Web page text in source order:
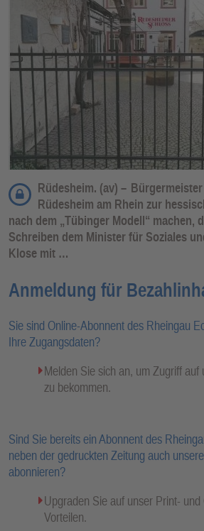
Rüdesheim. (av) –
Rüdesheim am Rhein zur
nach dem „Tübinger Modell“ machen,
Schreiben dem Minister für Soziales
Klose mit …
Anmeldung für
Sie sind Online-Abonnent des Rheingau
Ihre Zugangsdaten?
Melden Sie sich an, um Zugriff
zu bekommen.
Sind Sie bereits ein Abonnent des
neben der gedruckten Zeitung auch
abonnieren?
Upgraden Sie auf unser Print-
Vorteilen.